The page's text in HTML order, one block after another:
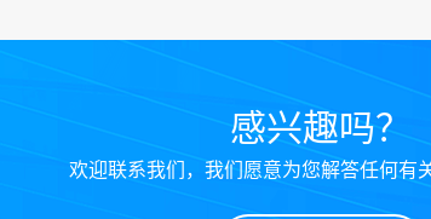
感兴趣吗？
欢迎联系我们，我们愿意为您解答任何有